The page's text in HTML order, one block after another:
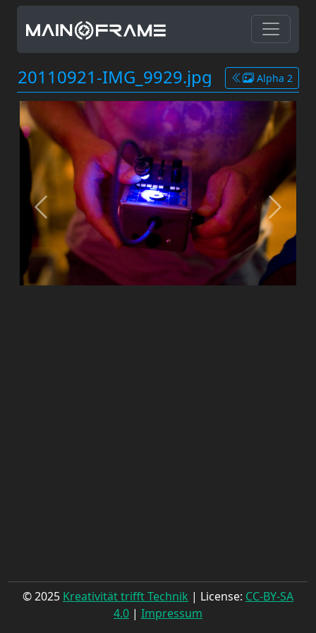
20110921-IMG_9929.jpg Alpha 2
© 2025 Kreativität trifft Technik | License: CC-BY-SA
4.0 | Impressum